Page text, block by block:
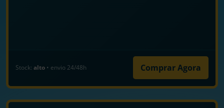
Stock: alto • envio 24/48h Comprar Agora